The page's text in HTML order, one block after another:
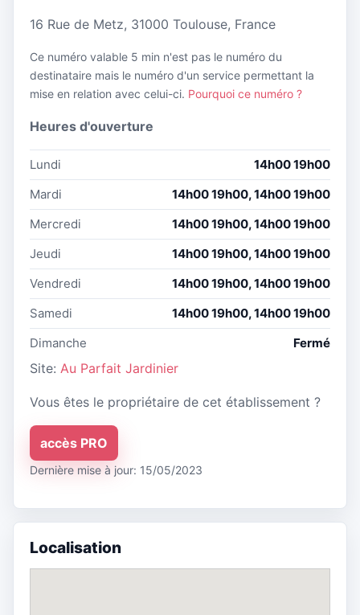
16 Rue de Metz, 31000 Toulouse, France
Ce numéro valable 5 min n'est pas le numéro du
destinataire mais le numéro d'un service permettant la
mise en relation avec celui-ci. Pourquoi ce numéro ?
Heures d'ouverture
Lundi
14h00 19h00
Mardi
14h00 19h00, 14h00 19h00
Mercredi
14h00 19h00, 14h00 19h00
Jeudi
14h00 19h00, 14h00 19h00
Vendredi
14h00 19h00, 14h00 19h00
Samedi
14h00 19h00, 14h00 19h00
Dimanche
Fermé
Site: Au Parfait Jardinier
Vous êtes le propriétaire de cet établissement ?
accès PRO
Dernière mise à jour: 15/05/2023
Localisation